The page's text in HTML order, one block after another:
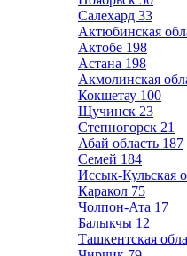
Салехард 33
Актюбинская
Актобе 198
Астана 198
Акмолинская
Кокшетау 100
Щучинск 23
Степногорск 21
Абай область 187
Семей 184
Иссык-Кульская
Каракол 75
Чолпон-Ата 17
Балыкчы 12
Ташкентская